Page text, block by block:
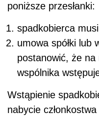
poniższe przesłanki:
spadkobierca
umowa spółki lub
postanowić, że na
wspólnika
Wstąpienie
nabycie